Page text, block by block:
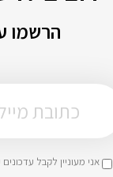
הרשמו
אני מעוניין לקבל